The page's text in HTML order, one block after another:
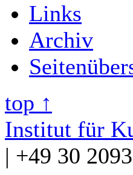
Links
Archiv
top ↑
Institut für
| +49 30